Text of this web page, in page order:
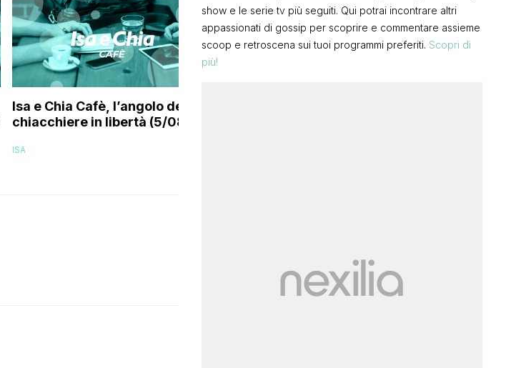
Isa e Chia Cafè, l’angolo delle
chiacchiere in libertà (5/08/26)
ISA
show e le serie tv più seguiti. Qui potrai incontrare altri
appassionati di gossip per scoprire e commentare assieme
scoop e retroscena sui tuoi programmi preferiti. Scopri di
più!